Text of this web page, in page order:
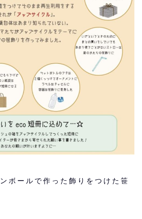
ボールで作った飾りをつけた笹